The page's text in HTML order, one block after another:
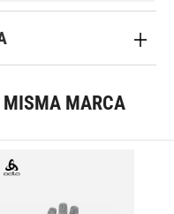
MISMA MARCA